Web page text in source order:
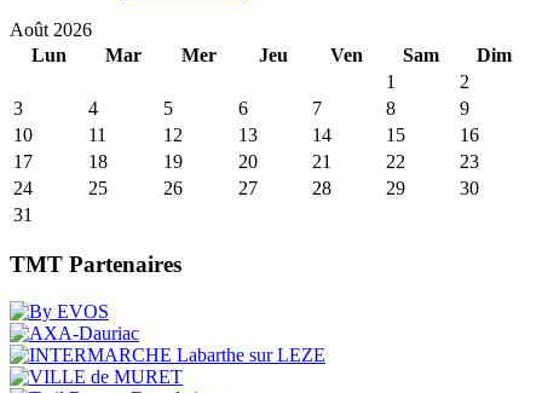
Août 2026
Lun
Mar Mer Jeu Ven Sam
Dim
1
2
3
4 5 6 7 8
9
10
11 12 13 14 15
16
17
18 19 20 21 22
23
24
25 26 27 28 29
30
31
TMT Partenaires